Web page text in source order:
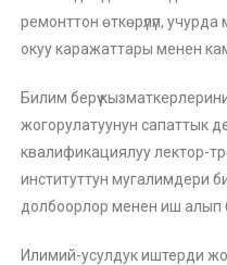
ремонттон өткөрүлүп,
окуу каражаттары менен
Билим берүү
жогорулатуунун сапаттык
квалификациялуу лектор-
институттун мугалимдери
долбоорлор менен иш алып
Илимий-усулдук иштерди